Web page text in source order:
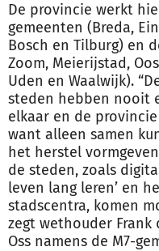
De provincie werkt
gemeenten (Breda,
Bosch en Tilburg) en
Zoom, Meierijstad,
Uden en Waalwijk).
steden hebben nooit
elkaar en de
want alleen samen
het herstel
de steden, zoals
leven lang leren’ en
stadscentra, komen
zegt wethouder Frank
Oss namens de M7-